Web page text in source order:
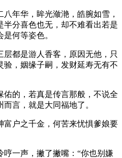
年华，眸光潋滟，皓腕如雪，
分喜色也无，却不难看出若是
何等姿色。
都是游人香客，原因无他，只
验，姻缘子嗣，发财延寿无有不
的，若真是传言那般，不说全
言，就是大同福地了。
富户之千金，何苦来忧惧爹娘要
一声，撇了撇嘴：“你也别嫌